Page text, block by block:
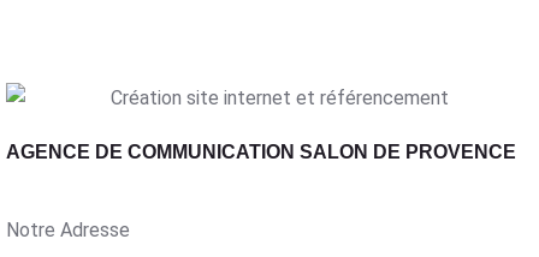
AGENCE DE COMMUNICATION SALON DE PROVENCE
Notre Adresse